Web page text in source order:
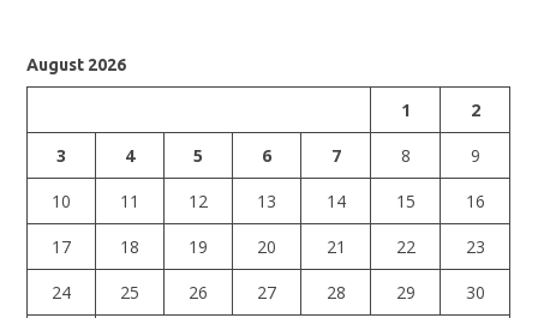
August 2026
1
2
3
4 5 6 7 8
9
10
11 12 13 14 15
16
17
18 19 20 21 22
23
24
25 26 27 28 29
30